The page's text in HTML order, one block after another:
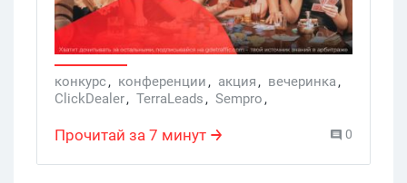
дать возможность выиграть Porsche
Taycan 4S каждому арбитражнику, а не
только топам и медиабаинговым
агентствам. Читай дайджест, чтобы
узнать больше о грандиозных событиях
в мире аффилиат-маркетинга!
конкурс, конференции, акция, вечеринка,
ClickDealer, TerraLeads, Sempro,
Прочитай за 7 минут 0